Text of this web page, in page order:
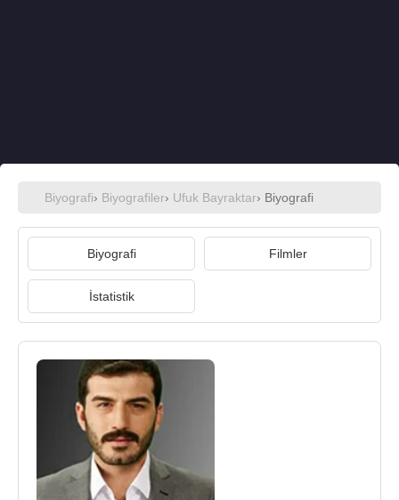
Biyografi› Biyografiler› Ufuk Bayraktar› Biyografi
Biyografi Filmler
İstatistik